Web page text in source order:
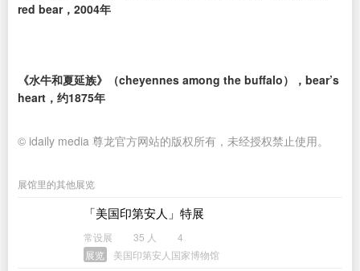
red bear，2004年
《水牛和夏延族》（cheyennes among the buffalo），bear’s
heart，约1875年
© idaily media 尊龙官方网站的版权所有，未经授权禁止使用。
展馆里的其他展览
「美国印第安人」特展
常设展 35 人
4
展览
美国印第安人国家博物馆